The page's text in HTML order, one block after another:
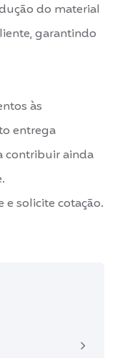
do material
garantindo
às
entrega
contribuir ainda
e solicite cotação.